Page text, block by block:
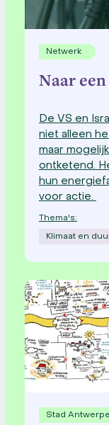
Netwerk
Naar
De VS en
niet alleen
maar
ontketend.
hun
voor actie.
Thema's:
Klimaat en
Stad